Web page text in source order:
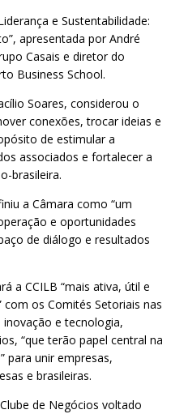
e Sustentabilidade:
apresentada por André
Casais e diretor do
Business School.
Soares, considerou o
conexões, trocar ideias e
de estimular a
associados e fortalecer a
brasileira.
a Câmara como “um
e oportunidades
de diálogo e resultados
a CCILB “mais ativa, útil e
com os Comités Setoriais nas
e tecnologia,
“que terão papel central na
para unir empresas,
e brasileiras.
de Negócios voltado